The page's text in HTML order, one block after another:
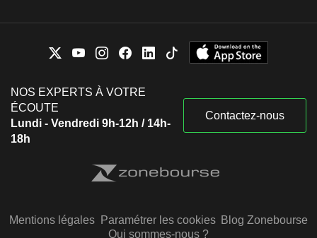
NOS EXPERTS À VOTRE
ÉCOUTE
Lundi - Vendredi 9h-12h / 14h-
18h
Contactez-nous
Mentions légales Paramétrer les cookies Blog Zonebourse
Qui sommes-nous ?